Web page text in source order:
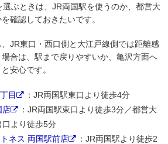
ぶときは、JR両国駅を使うのか、都営大
確認しておきたいです。
JR東口・西口側と大江戸線側では距離感
合は、駅まで戻りやすいか、亀沢方面へ
安心です。
目
：JR両国駅東口より徒歩4分
店
：JR両国駅東口より徒歩3分／都営大
より徒歩5分
ネス 両国駅前店
：JR両国駅より徒歩2